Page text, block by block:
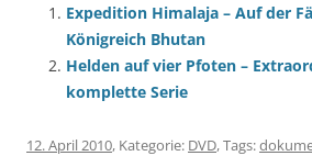
Expedition Himalaja – Auf der
Königreich Bhutan
Helden auf vier Pfoten –
komplette Serie
12. April 2010, Kategorie: DVD, Tags: